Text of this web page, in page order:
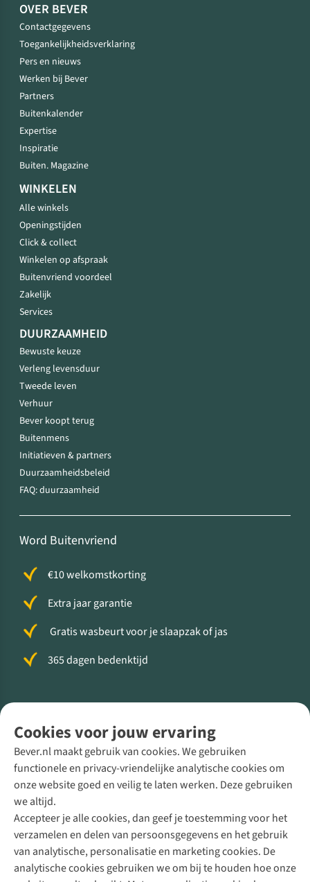
Cookies voor jouw ervaring
Bever.nl maakt gebruik van cookies. We gebruiken
functionele en privacy-vriendelijke analytische cookies om
onze website goed en veilig te laten werken. Deze gebruiken
we altijd.
Accepteer je alle cookies, dan geef je toestemming voor het
verzamelen en delen van persoonsgegevens en het gebruik
van analytische, personalisatie en marketing cookies. De
analytische cookies gebruiken we om bij te houden hoe onze
OVER BEVER
Contactgegevens
Toegankelijkheidsverklaring
Pers en nieuws
Werken bij Bever
Partners
Buitenkalender
Expertise
Inspiratie
Buiten. Magazine
WINKELEN
Alle winkels
Openingstijden
Click & collect
Winkelen op afspraak
Buitenvriend voordeel
Zakelijk
Services
DUURZAAMHEID
Bewuste keuze
Verleng levensduur
Tweede leven
Verhuur
Bever koopt terug
Buitenmens
Initiatieven & partners
Duurzaamheidsbeleid
FAQ: duurzaamheid
Word Buitenvriend
€10 welkomstkorting
Extra jaar garantie
Gratis wasbeurt voor je slaapzak of jas
365 dagen bedenktijd
Direct advies van een Buitenexpert
+31 (0)85 888 50 88
+31 6 12 28 49 80
Contactformulier